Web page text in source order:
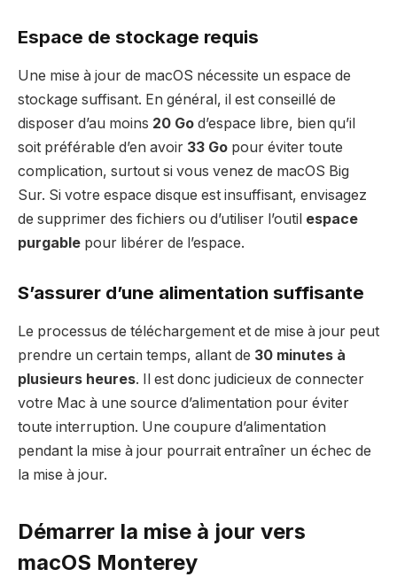
Espace de stockage requis
Une mise à jour de macOS nécessite un espace de
stockage suffisant. En général, il est conseillé de
disposer d’au moins 20 Go d’espace libre, bien qu’il
soit préférable d’en avoir 33 Go pour éviter toute
complication, surtout si vous venez de macOS Big
Sur. Si votre espace disque est insuffisant, envisagez
de supprimer des fichiers ou d’utiliser l’outil espace
purgable pour libérer de l’espace.
S’assurer d’une alimentation suffisante
Le processus de téléchargement et de mise à jour peut
prendre un certain temps, allant de 30 minutes à
plusieurs heures. Il est donc judicieux de connecter
votre Mac à une source d’alimentation pour éviter
toute interruption. Une coupure d’alimentation
pendant la mise à jour pourrait entraîner un échec de
la mise à jour.
Démarrer la mise à jour vers
macOS Monterey